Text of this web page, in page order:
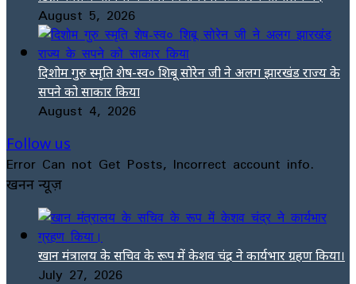
August 5, 2026
दिशोम गुरु स्मृति शेष-स्व० शिबू सोरेन जी ने अलग झारखंड राज्य के
सपने को साकार किया
August 4, 2026
Follow us
Error Can not Get Posts, Incorrect account info.
खनन न्यूज़
खान मंत्रालय के सचिव के रूप में केशव चंद्र ने कार्यभार ग्रहण किया।
July 27, 2026